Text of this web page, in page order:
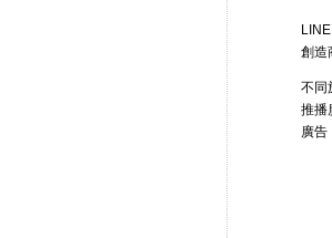
創造
不同
推播
廣告